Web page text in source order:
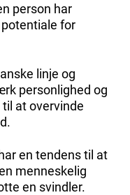
person har
for
linje og
personlighed og
at overvinde
en tendens til at
menneskelig
en svindler.